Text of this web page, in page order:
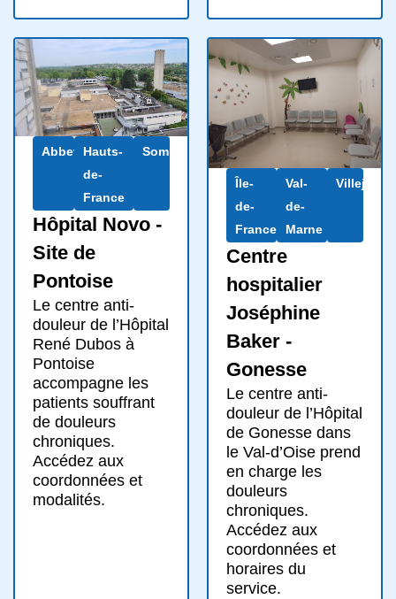
AbbevilleHauts-
de-
France
Somme
Hôpital Novo -
Site de
Pontoise
Le centre anti-
douleur de l’Hôpital
René Dubos à
Pontoise
accompagne les
patients souffrant
de douleurs
chroniques.
Accédez aux
coordonnées et
modalités.
Île-
de-
France
Val-
de-
Marne
Villejuif
Centre
hospitalier
Joséphine
Baker -
Gonesse
Le centre anti-
douleur de l’Hôpital
de Gonesse dans
le Val-d’Oise prend
en charge les
douleurs
chroniques.
Accédez aux
coordonnées et
horaires du
service.